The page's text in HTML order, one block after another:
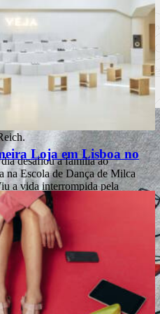
Loja em Lisboa no
Guerra, mas cada novo livro
de um sofrimento que,
ignorar e até negar.
Kertész são porta-vozes da
passaram, desde a sua
humanos até aos tormentos
como Auschwitz ou Sobibor,
coragem para partilhar
e físico praticado
desafiou a família ao
na Escola de Dança de Milca
a vida interrompida pela
como, viu-se com uma estrela
e deportada para o campo de
60 quilómetros de Praga. O seu
deportações que iniciam
a imagens do Antigo
e o sofrimento.
Planeta, 2013), Helen Lewis
das SS mas, ao contrário de
– inesgotável tema, fá-lo com